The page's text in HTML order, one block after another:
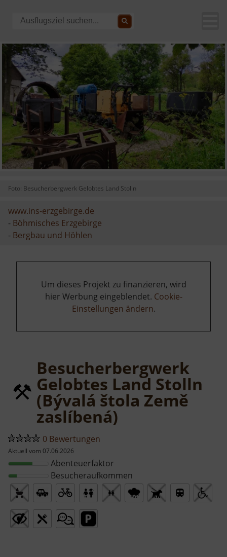
Foto: Besucherbergwerk Gelobtes Land Stolln
www.ins-erzgebirge.de
- Böhmisches Erzgebirge
- Bergbau und Höhlen
Um dieses Projekt zu finanzieren, wird
hier Werbung eingeblendet. Cookie-
Einstellungen ändern.
Besucherbergwerk
Gelobtes Land Stolln
(Bývalá štola Země
zaslíbená)
0 Bewertungen
Aktuell vom 07.06.2026
Abenteuerfaktor
Besucheraufkommen